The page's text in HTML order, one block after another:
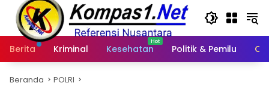
Langsung
konten
Berita
Kriminal Kesehatan Politik & Pemilu
Beranda POLRI